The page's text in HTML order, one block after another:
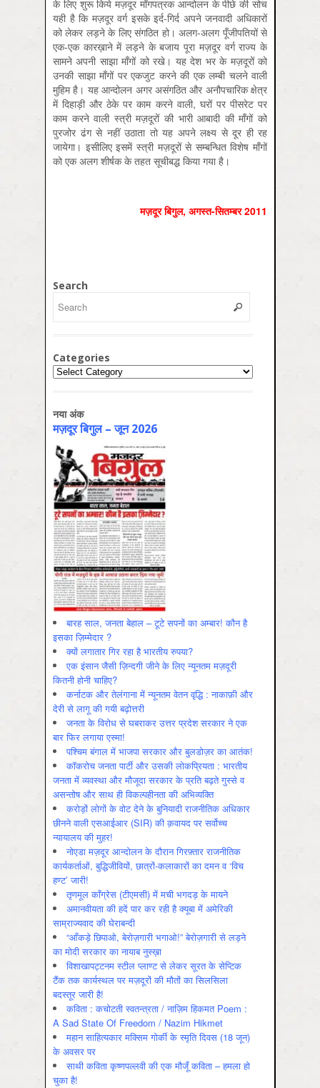
के लिए शुरू किये मज़दूर माँगपत्रक आन्दोलन के पीछे की सोच
यही है कि मज़दूर वर्ग इसके इर्द-गिर्द अपने जनवादी अधिकारों
को लेकर लड़ने के लिए संगठित हो। अलग-अलग पूँजीपतियों से
एक-एक कारख़ाने में लड़ने के बजाय पूरा मज़दूर वर्ग राज्य के
सामने अपनी साझा माँगों को रखे। यह देश भर के मज़दूरों को
उनकी साझा माँगों पर एकजुट करने की एक लम्बी चलने वाली
मुहिम है। यह आन्दोलन अगर असंगठित और अनौपचारिक क्षेत्र
में दिहाड़ी और ठेके पर काम करने वाली, घरों पर पीसरेट पर
काम करने वाली स्त्री मज़दूरों की भारी आबादी की माँगों को
पुरजोर ढंग से नहीं उठाता तो यह अपने लक्ष्य से दूर ही रह
जायेगा। इसीलिए इसमें स्त्री मज़दूरों से सम्बन्धित विशेष माँगों
को एक अलग शीर्षक के तहत सूचीबद्ध किया गया है।
मज़दूर बिगुल, अगस्त-सितम्बर2011
Search
Categories
Categories
नया अंक
मज़दूर बिगुल – जून 2026
बारह साल, जनता बेहाल – टूटे सपनों का अम्बार! कौन है
इसका ज़िम्मेदार ?
क्यों लगातार गिर रहा है भारतीय रुपया?
एक इंसान जैसी ज़िन्दगी जीने के लिए न्यूनतम मज़दूरी
कितनी होनी चाहिए?
कर्नाटक और तेलंगाना में न्यूनतम वेतन वृद्धि : नाकाफ़ी और
देरी से लागू की गयी बढ़ोत्तरी
जनता के विरोध से घबराकर उत्तर प्रदेश सरकार ने एक
बार फिर लगाया एस्मा!
पश्चिम बंगाल में भाजपा सरकार और बुलडोज़र का आतंक!
कॉकरोच जनता पार्टी और उसकी लोकप्रियता : भारतीय
जनता में व्‍यवस्‍था और मौजूदा सरकार के प्रति बढ़ते गुस्‍से व
असन्‍तोष और साथ ही विकल्‍पहीनता की अभिव्‍यक्ति
करोड़ों लोगों के वोट देने के बुनियादी राजनीतिक अधिकार
छीनने वाली एसआईआर (SIR) की क़वायद पर सर्वोच्च
न्यायालय की मुहर!
नोएडा मज़दूर आन्दोलन के दौरान गिरफ़्तार राजनीतिक
कार्यकर्ताओं, बुद्धिजीवियों, छात्रों-कलाकारों का दमन व ‘विच
हण्ट’ जारी!
तृणमूल काँग्रेस (टीएमसी) में मची भगदड़ के मायने
अमानवीयता की हदें पार कर रही है क्यूबा में अमेरिकी
साम्राज्यवाद की घेराबन्दी
“आँकड़े छिपाओ, बेरोज़गारी भगाओ!” बेरोज़गारी से लड़ने
का मोदी सरकार का नायाब नुस्ख़ा
विशाखापट्टनम स्टील प्लाण्ट से लेकर सूरत के सेप्टिक
टैंक तक कार्यस्थल पर मज़दूरों की मौतों का सिलसिला
बदस्तूर जारी है!
कविता : कचोटती स्वतन्त्रता / नाज़िम हिकमत Poem :
A Sad State Of Freedom / Nazim Hikmet
महान साहित्यकार मक्सिम गोर्की के स्मृति दिवस (18 जून)
के अवसर पर
साथी कविता कृष्णपल्लवी की एक मौजूँ कविता – हमला हो
चुका है!